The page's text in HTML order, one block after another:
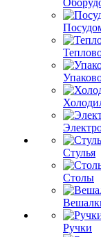
Стулья
Столы
Ручки